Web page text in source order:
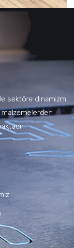
sektöre dinamizm
malzemelerden